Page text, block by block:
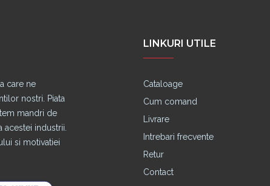
care ne
nostri. Piata
mandri de
industrii.
si motivatiei
LINKURI UTILE
Cataloage
Cum comand
Livrare
Intrebari frecvente
Retur
Contact